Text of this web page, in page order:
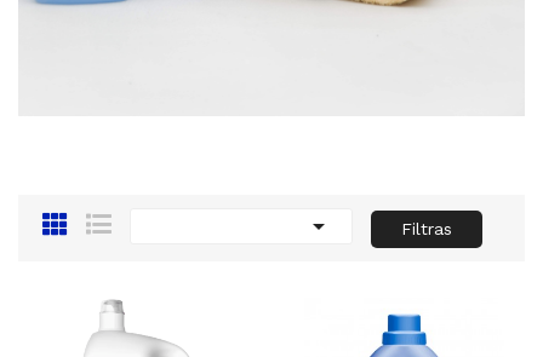
 Filtras